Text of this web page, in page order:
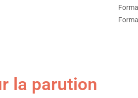
la parution